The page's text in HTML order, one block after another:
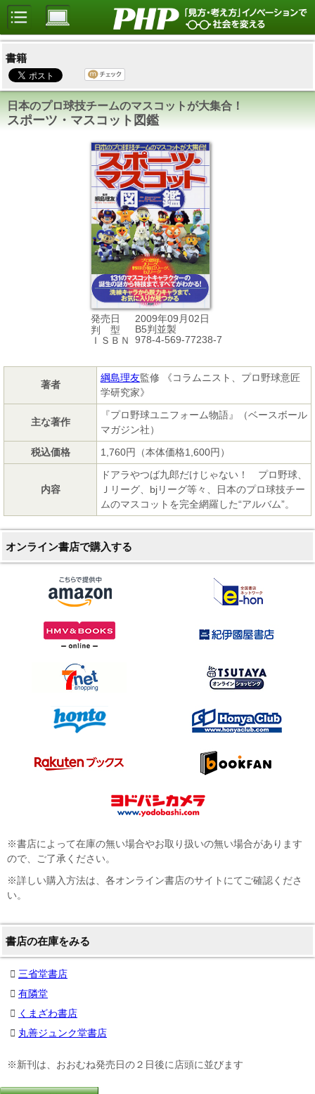
書籍
日本のプロ球技チームのマスコットが大集合！
スポーツ・マスコット図鑑
発売日
2009年09月02日
判 型
B5判並製
ＩＳＢＮ
978-4-569-77238-7
著者
綱島理友監修 《コラムニスト、プロ野球意匠
学研究家》
主な著作
『プロ野球ユニフォーム物語』（ベースボール
マガジン社）
税込価格
1,760円（本体価格1,600円）
内容
ドアラやつば九郎だけじゃない！ プロ野球、
Ｊリーグ、bjリーグ等々、日本のプロ球技チー
ムのマスコットを完全網羅した“アルバム”。
オンライン書店で購入する
※書店によって在庫の無い場合やお取り扱いの無い場合があります
ので、ご了承ください。
※詳しい購入方法は、各オンライン書店のサイトにてご確認くださ
い。
書店の在庫をみる
三省堂書店
有隣堂
くまざわ書店
丸善ジュンク堂書店
※新刊は、おおむね発売日の２日後に店頭に並びます